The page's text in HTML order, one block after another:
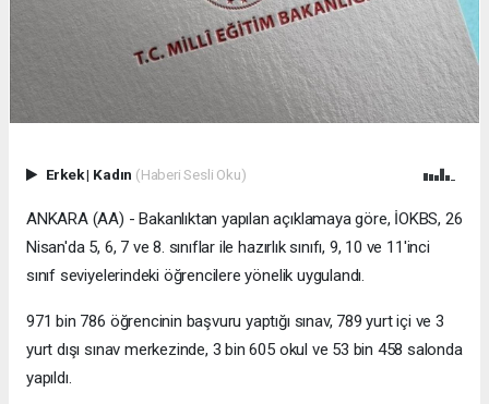
Erkek| Kadın (Haberi Sesli Oku)
ANKARA (AA) - Bakanlıktan yapılan açıklamaya göre, İOKBS, 26
Nisan'da 5, 6, 7 ve 8. sınıflar ile hazırlık sınıfı, 9, 10 ve 11'inci
sınıf seviyelerindeki öğrencilere yönelik uygulandı.
971 bin 786 öğrencinin başvuru yaptığı sınav, 789 yurt içi ve 3
yurt dışı sınav merkezinde, 3 bin 605 okul ve 53 bin 458 salonda
yapıldı.